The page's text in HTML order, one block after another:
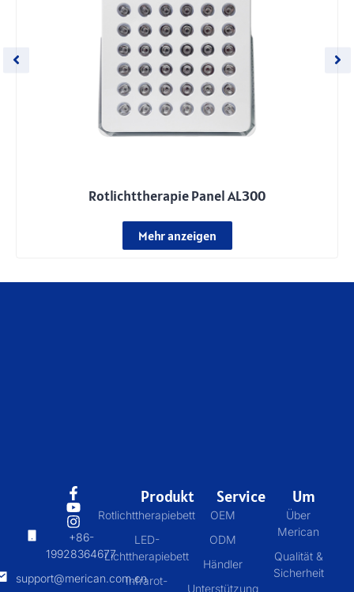
Rotlichttherapie Panel AL300
Mehr anzeigen
+86-
19928364677
support@merican.com.cn
Produkt
Rotlichttherapiebett
LED-
Lichttherapiebett
Infrarot-
Service
OEM
ODM
Händler
Unterstützung
Um
Über
Merican
Qualität &
Sicherheit